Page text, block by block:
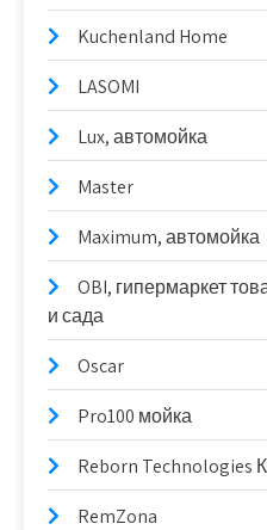
Kuchenland Home
LASOMI
Lux, автомойка
Master
Maximum, автомойка
OBI, гипермаркет
и сада
Oscar
Pro100 мойка
Reborn Technologies
RemZona